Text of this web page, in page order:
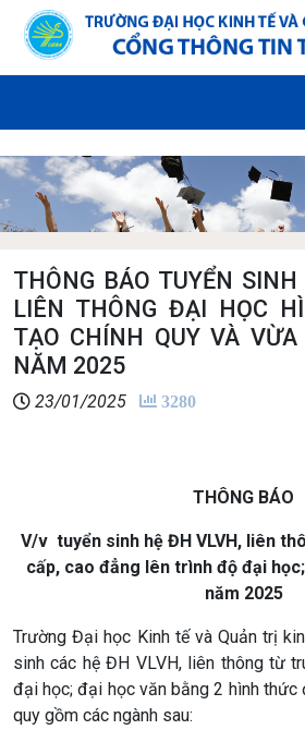
THÔNG BÁO TUYỂN
LIÊN THÔNG ĐẠI HỌC
TẠO CHÍNH QUY VÀ
NĂM 2025
23/01/2025 3280
THÔNG BÁO
V/v tuyển sinh hệ ĐH VLVH, liên
cấp, cao đẳng lên trình độ đại
năm 2025
Trường Đại học Kinh tế và Quản trị
sinh các hệ ĐH VLVH, liên thông từ
đại học; đại học văn bằng 2 hình thức
quy gồm các ngành sau: